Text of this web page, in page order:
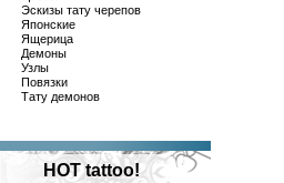
Эскизы тату черепов
Японские
Ящерица
Демоны
Узлы
Повязки
Тату демонов
HOT tattoo!